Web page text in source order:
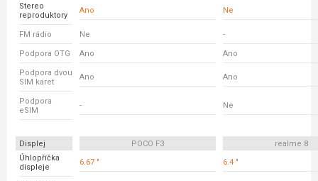
Stereo
reproduktory
Ano Ne
FM rádio Ne -
Podpora OTG Ano Ano
Podpora dvou
SIM karet
Ano Ano
Podpora
eSIM
- Ne
Displej POCO F3
realme 8
Úhlopříčka
displeje
6.67 " 6.4 "